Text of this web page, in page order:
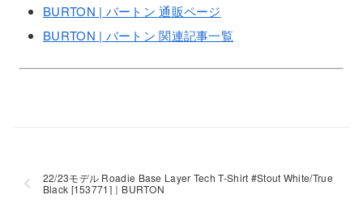
BURTON | バートン 通販ページ
BURTON | バートン 関連記事一覧
22/23モデル Roadie Base Layer Tech T-Shirt #Stout White/True
Black [153771]｜BURTON